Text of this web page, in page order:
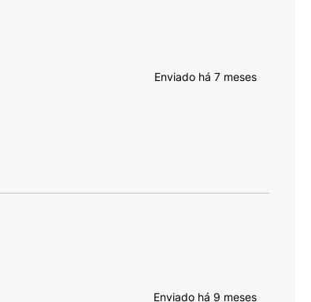
Enviado há 7 meses
Enviado há 9 meses